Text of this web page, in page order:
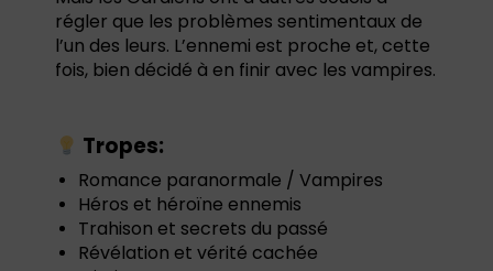
régler que les problèmes sentimentaux de
l’un des leurs. L’ennemi est proche et, cette
fois, bien décidé à en finir avec les vampires.
Tropes:
Romance paranormale / Vampires
Héros et héroïne ennemis
Trahison et secrets du passé
Révélation et vérité cachée